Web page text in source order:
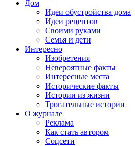
Дом
Идеи обустройства дома
Идеи рецептов
Своими руками
Семья и дети
Интересно
Изобретения
Невероятные факты
Интересные места
Исторические факты
Истории из жизни
Трогательные истории
О журнале
Реклама
Как стать автором
Соцсети